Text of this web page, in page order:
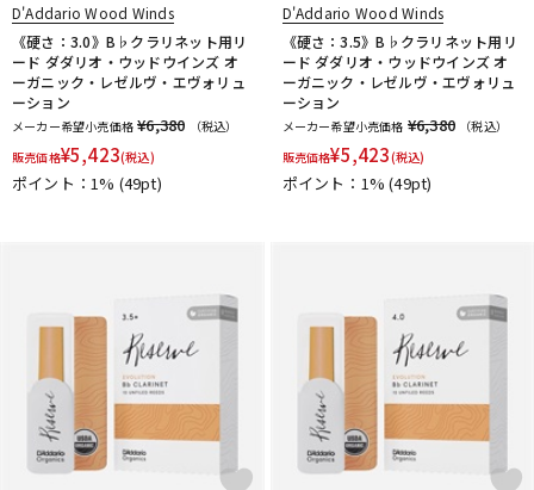
D'Addario Wood Winds
《硬さ：3.0》B♭クラリネット用リ
ード ダダリオ・ウッドウインズ オ
ーガニック・レゼルヴ・エヴォリュ
ーション
メーカー希望小売価格 ¥6,380
（税込）
販売価格¥5,423(税込)
ポイント：1% (49pt)
D'Addario Wood Winds
《硬さ：3.5》B♭クラリネット用リ
ード ダダリオ・ウッドウインズ オ
ーガニック・レゼルヴ・エヴォリュ
ーション
メーカー希望小売価格 ¥6,380
（税込）
販売価格¥5,423(税込)
ポイント：1%(49pt)